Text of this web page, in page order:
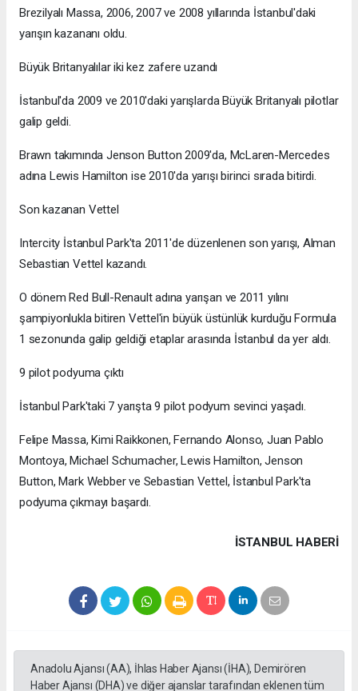
Brezilyalı Massa, 2006, 2007 ve 2008 yıllarında İstanbul'daki
yarışın kazananı oldu.
Büyük Britanyalılar iki kez zafere uzandı
İstanbul'da 2009 ve 2010'daki yarışlarda Büyük Britanyalı pilotlar
galip geldi.
Brawn takımında Jenson Button 2009'da, McLaren-Mercedes
adına Lewis Hamilton ise 2010'da yarışı birinci sırada bitirdi.
Son kazanan Vettel
Intercity İstanbul Park'ta 2011'de düzenlenen son yarışı, Alman
Sebastian Vettel kazandı.
O dönem Red Bull-Renault adına yarışan ve 2011 yılını
şampiyonlukla bitiren Vettel'in büyük üstünlük kurduğu Formula
1 sezonunda galip geldiği etaplar arasında İstanbul da yer aldı.
9 pilot podyuma çıktı
İstanbul Park'taki 7 yarışta 9 pilot podyum sevinci yaşadı.
Felipe Massa, Kimi Raikkonen, Fernando Alonso, Juan Pablo
Montoya, Michael Schumacher, Lewis Hamilton, Jenson
Button, Mark Webber ve Sebastian Vettel, İstanbul Park'ta
podyuma çıkmayı başardı.
İSTANBUL HABERİ
Anadolu Ajansı (AA), İhlas Haber Ajansı (İHA), Demirören
Haber Ajansı (DHA) ve diğer ajanslar tarafından eklenen tüm